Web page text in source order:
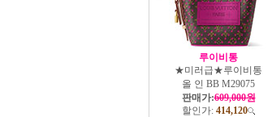
루이비통
★미러급★루이비통
올 인 BB M29075
판매가:609,000원
할인가: 414,120